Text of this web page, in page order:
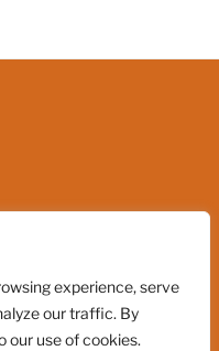
experience, serve
our traffic. By
our use of cookies.